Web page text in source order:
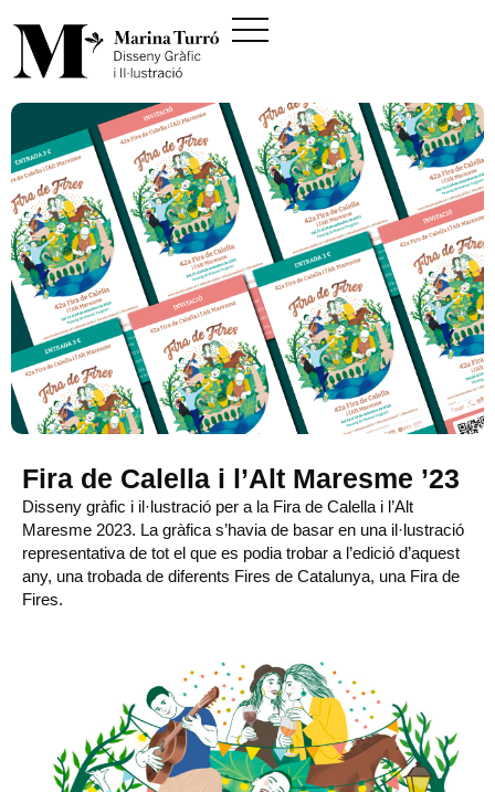
Fira de Calella i l’Alt Maresme ’23
Disseny gràfic i il·lustració per a la Fira de Calella i l’Alt
Maresme 2023. La gràfica s’havia de basar en una il·lustració
representativa de tot el que es podia trobar a l’edició d’aquest
any, una trobada de diferents Fires de Catalunya, una Fira de
Fires.